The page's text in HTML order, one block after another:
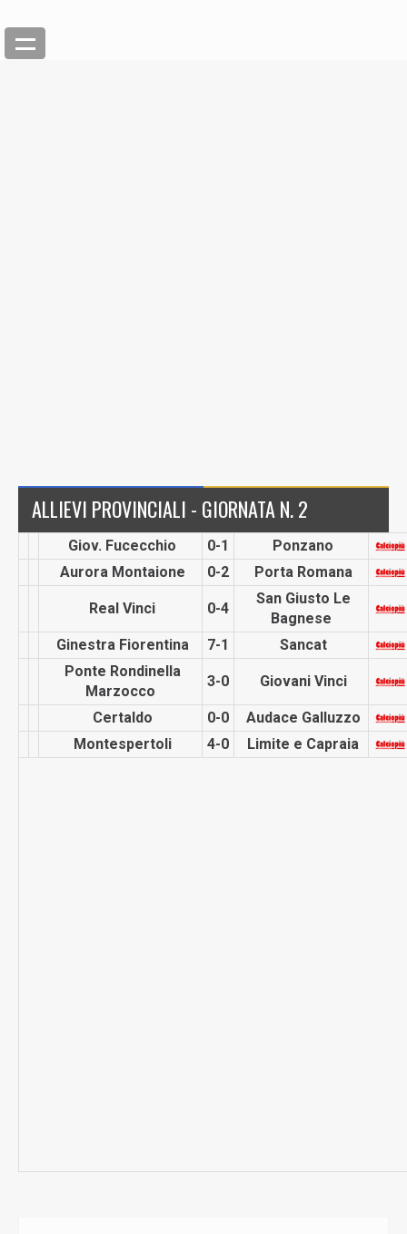
ALLIEVI PROVINCIALI - GIORNATA N. 2
Giov. Fucecchio 0-1
Ponzano
Aurora Montaione
0-2 Porta Romana
Real Vinci 0-4
San Giusto Le
Bagnese
Ginestra Fiorentina
7-1
Sancat
Ponte Rondinella
Marzocco
3-0 Giovani Vinci
Certaldo 0-0
Audace Galluzzo
Montespe­rtoli
4-0 Limite e Capraia